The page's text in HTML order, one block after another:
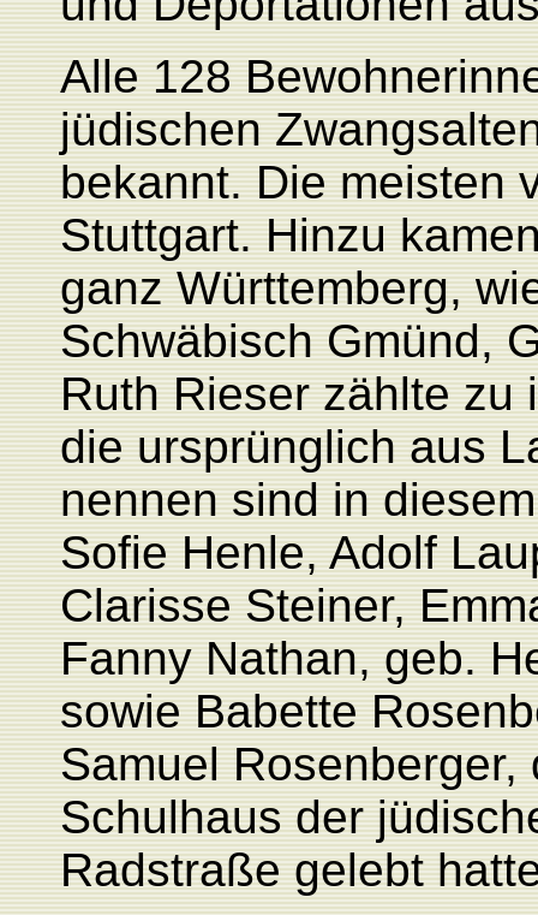
Alle 128
jüdischen
bekannt. Die meisten
Stuttgart. Hinzu
ganz Württemberg,
Schwäbisch Gmünd,
Ruth Rieser zählte zu
die ursprünglich aus
nennen sind in
Sofie Henle, Adolf
Clarisse Steiner,
Fanny Nathan, geb.
sowie Babette
Samuel
Schulhaus der
Radstraße gelebt